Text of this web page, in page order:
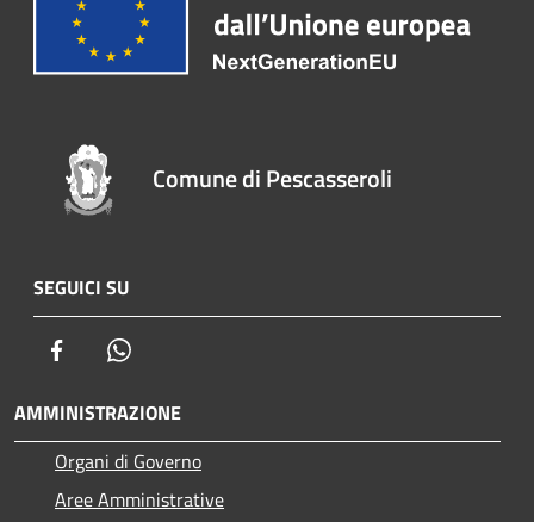
Comune di Pescasseroli
SEGUICI SU
Facebook
AMMINISTRAZIONE
Organi di Governo
Aree Amministrative